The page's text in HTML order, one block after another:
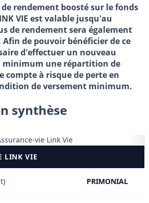
rendement boosté sur le fonds
VIE est valable jusqu'au
de rendement sera également
Afin de pouvoir bénéficier de ce
d'effectuer un nouveau
minimum une répartition de
compteà risque de perte en
de versement minimum.
synthèse
vie Link Vie
LINK VIE
PRIMONIAL